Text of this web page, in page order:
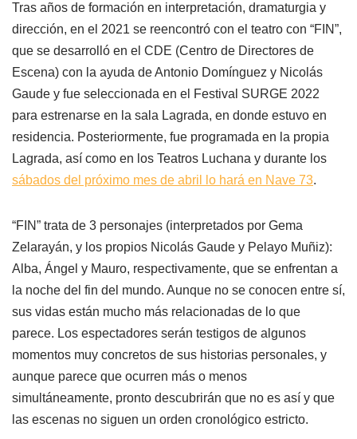
Tras años de formación en interpretación, dramaturgia y
dirección, en el 2021 se reencontró con el teatro con “FIN”,
que se desarrolló en el CDE (Centro de Directores de
Escena) con la ayuda de Antonio Domínguez y Nicolás
Gaude y fue seleccionada en el Festival SURGE 2022
para estrenarse en la sala Lagrada, en donde estuvo en
residencia. Posteriormente, fue programada en la propia
Lagrada, así como en los Teatros Luchana y durante los
sábados del próximo mes de abril lo hará en Nave 73.
“FIN” trata de 3 personajes (interpretados por Gema
Zelarayán, y los propios Nicolás Gaude y Pelayo Muñiz):
Alba, Ángel y Mauro, respectivamente, que se enfrentan a
la noche del fin del mundo. Aunque no se conocen entre sí,
sus vidas están mucho más relacionadas de lo que
parece. Los espectadores serán testigos de algunos
momentos muy concretos de sus historias personales, y
aunque parece que ocurren más o menos
simultáneamente, pronto descubrirán que no es así y que
las escenas no siguen un orden cronológico estricto.